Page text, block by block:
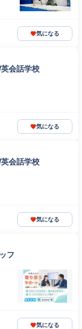
気になる
会話学校
気になる
会話学校
気になる
フ
気になる